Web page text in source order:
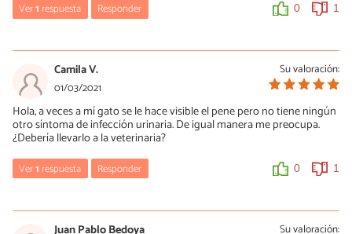
Ver1respuesta Responder 0 1
22/07/2021
Hola, no aprecio nada en la foto. De todas formas, cualquier
preocupación sobre la salud de nuestro animal es motivo de
consulta veterinaria, ya que por internet no es posible realizar
ningún examen. Un saludo.
Su valoración:
Camila V.
01/03/2021
Hola, a veces a mí gato se le hace visible el pene pero no tiene ningún
otro síntoma de infección urinaria. De igual manera me preocupa.
¿Debería llevarlo a la veterinaria?
Ver1respuesta Responder 0 1
01/03/2021 Su valoración:
Juan Pablo Bedoya